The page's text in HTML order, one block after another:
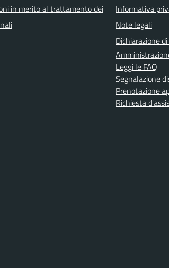
in merito al trattamento dei
Informativa
Note legali
Dichiarazione
Leggi le FAQ
Segnalazione
Prenotazione
Richiesta